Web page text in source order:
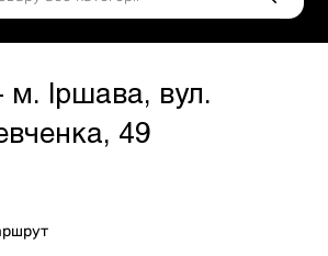
м. Іршава, вул.
49